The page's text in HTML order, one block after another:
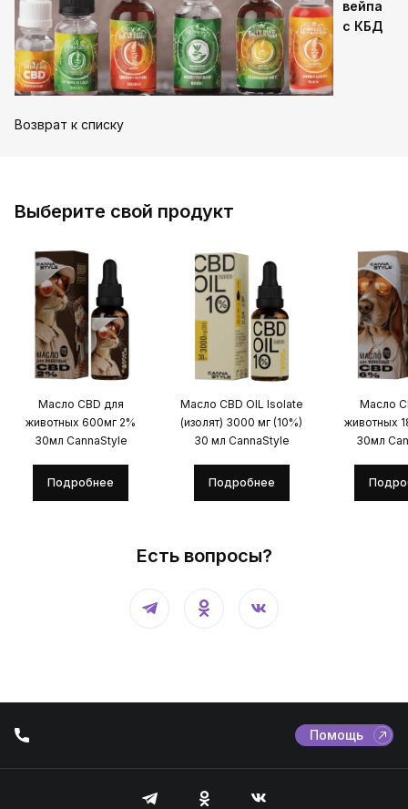
вейпа
с КБД
Возврат к списку
Выберите свой продукт
Масло CBD для
животных 600мг 2%
30мл CannaStyle
Подробнее
Масло CBD OIL Isolate
(изолят) 3000 мг (10%)
30 мл CannaStyle
Подробнее
Масло
животных
30мл
Есть вопросы?
Помощь